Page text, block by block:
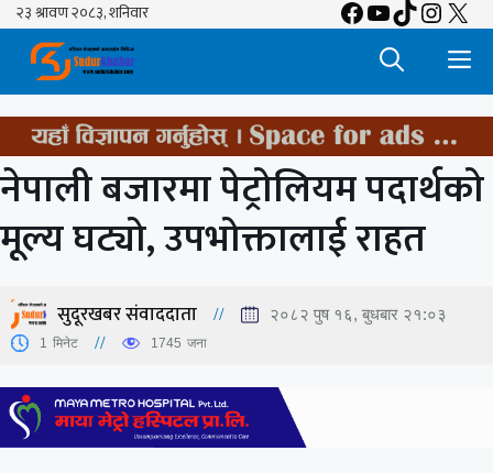
Skip
content
Facebook
YouTube
TikTok
X
नेपाली बजारमा पेट्रोलियम पदार्थको
मूल्य घट्यो, उपभोक्तालाई राहत
सुदूरखबर संवाददाता २०८२ पुष १६, बुधबार २१:०३
1 मिनेट 1745 जना